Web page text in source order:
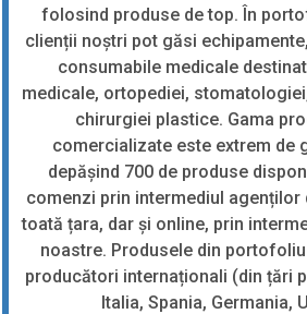
folosind produse de top. În
clienții noștri pot găsi
consumabile medicale
medicale, ortopediei,
chirurgiei plastice. Gama
comercializate este extrem de
depășind 700 de produse
comenzi prin intermediul agenților
toată țara, dar și online, prin
noastre. Produsele din
producători internaționali (din țări
Italia, Spania, Germania,